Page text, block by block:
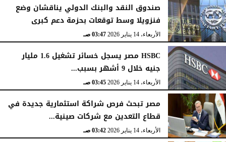
صندوق النقد والبنك الدولي يناقشان وضع
فنزويلا وسط توقعات بحزمة دعم كبرى
الأربعاء، 14 يناير 2026 03:47 صـ
HSBC مصر يسجل خسائر تشغيل 1.6 مليار
جنيه خلال 9 أشهر بسبب...
الأربعاء، 14 يناير 2026 03:45 صـ
مصر تبحث فرص شراكة استثمارية جديدة في
قطاع التعدين مع شركات صينية...
الأربعاء، 14 يناير 2026 03:42 صـ